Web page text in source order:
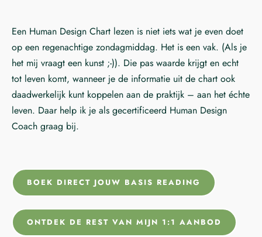
Een Human Design Chart lezen is niet iets wat je even doet
op een regenachtige zondagmiddag. Het is een vak. (Als je
het mij vraagt een kunst ;-)). Die pas waarde krijgt en echt
tot leven komt, wanneer je de informatie uit de chart ook
daadwerkelijk kunt koppelen aan de praktijk – aan het échte
leven. Daar help ik je als gecertificeerd Human Design
Coach graag bij.
BOEK DIRECT JOUW BASIS READING
ONTDEK DE REST VAN MIJN 1:1 AANBOD